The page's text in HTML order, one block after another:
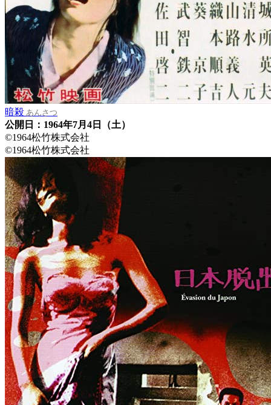
暗殺 あんさつ
公開日：1964年7月4日（土）
©1964松竹株式会社
©1964松竹株式会社